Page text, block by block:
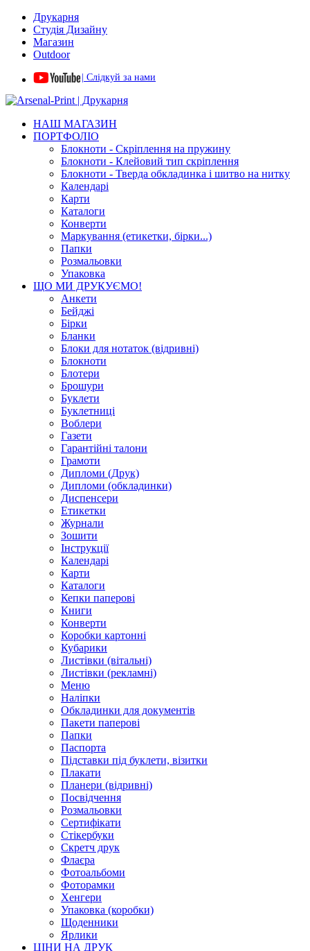
Друкарня
Студія Дизайну
Магазин
Outdoor
| Слідкуй за нами
НАШ МАГАЗИН
ПОРТФОЛІО
Блокноти - Скріплення на пружину
Блокноти - Клейовий тип скріплення
Блокноти - Тверда обкладинка і шитво на нитку
Календарі
Карти
Каталоги
Конверти
Маркування (етикетки, бірки...)
Папки
Розмальовки
Упаковка
ЩО МИ ДРУКУЄМО!
Анкети
Бейджі
Бірки
Бланки
Блоки для нотаток (відривні)
Блокноти
Блотери
Брошури
Буклети
Буклетниці
Воблери
Газети
Гарантійні талони
Грамоти
Дипломи (Друк)
Дипломи (обкладинки)
Диспенсери
Етикетки
Журнали
Зошити
Інструкції
Календарі
Карти
Каталоги
Кепки паперові
Книги
Конверти
Коробки картонні
Кубарики
Листівки (вітальні)
Листівки (рекламні)
Меню
Наліпки
Обкладинки для документів
Пакети паперові
Папки
Паспорта
Підставки під буклети, візитки
Плакати
Планери (відривні)
Посвідчення
Розмальовки
Сертифікати
Стікербуки
Скретч друк
Флаєра
Фотоальбоми
Фоторамки
Хенгери
Упаковка (коробки)
Щоденники
Ярлики
ЦІНИ НА ДРУК